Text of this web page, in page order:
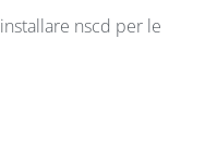
nscd per le